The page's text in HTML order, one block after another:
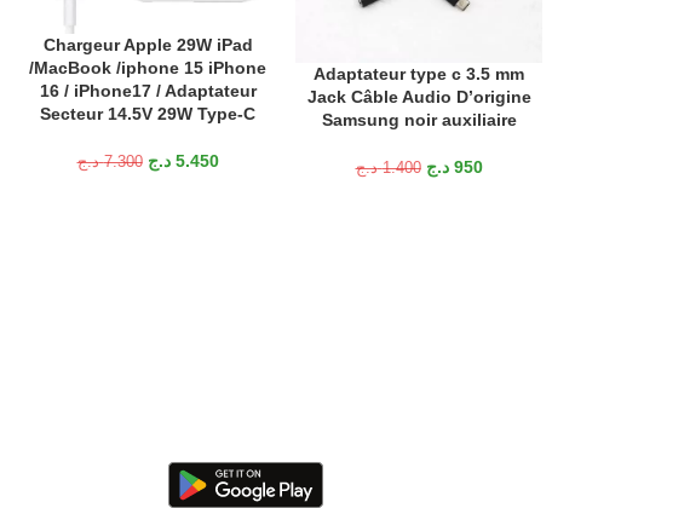
AJOUTER AU PANIER
Chargeur Apple 29W iPad
/MacBook /iphone 15 iPhone
16 / iPhone17 / Adaptateur
Secteur 14.5V 29W Type-C
7.300 د.ج 5.450 د.ج
AJOUTER AU PANIER
Adaptateur type c 3.5 mm
Jack Câble Audio D’origine
Samsung noir auxiliaire
1.400 د.ج 950 د.ج